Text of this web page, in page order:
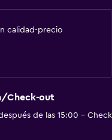
calidad-precio
Check-out
de las 15:00 -